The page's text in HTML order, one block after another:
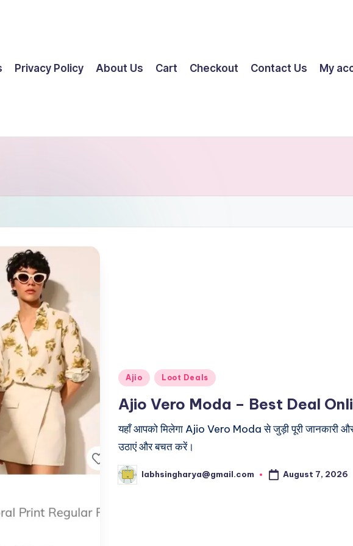
Privacy Policy About Us Cart Checkout Contact Us My
Posted
Ajio Loot Deals
Ajio Vero Moda – Best Deal
यहाँ आपको मिलेगा Ajio Vero Moda से जुड़ी पूरी जानकारी
उठाएं और बचत करें।
Posted
by
labhsingharya@gmail.com August 7, 2026